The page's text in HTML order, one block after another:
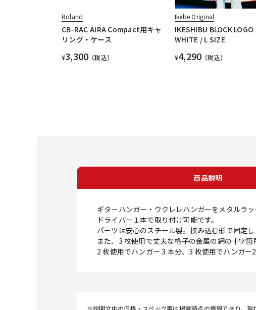
Roland
CB-RAC AIRA Compact用キャ
リング・ケース
¥3,300 （税込）
Ikebe Original
IKESHIBU BLOCK
WHITE / L SIZE
¥4,290 （税込）
商品説明
ギターハンガー・ウクレレハンガーをメタルラ
ドライバー１本で取り付け可能です。
パーツは安心のスチール製。挟み込む形で固定
また、3 枚使用で丈夫な格子の金属の網の十字箇
2 枚使用でハンガー 3 本分、3 枚使用でハンガー2
※説明文中の価格・スペック等は掲載時点の情報であり、現